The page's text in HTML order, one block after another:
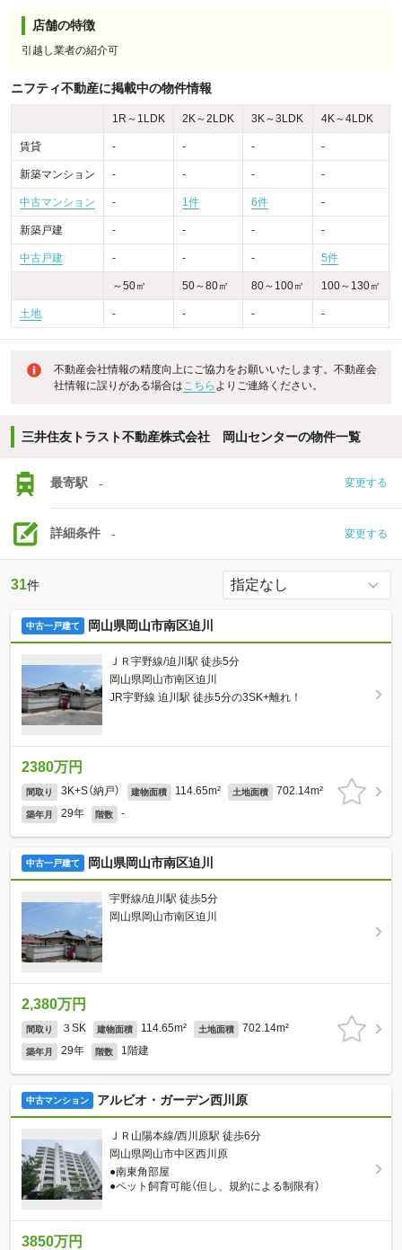
店舗の特徴
引越し業者の紹介可
ニフティ不動産に掲載中の物件情報
1R～1LDK 2K～2LDK 3K～3LDK 4K～4LDK
賃貸 - - - -
新築マンション - - - -
中古マンション - 1件 6件 -
新築戸建 - - - -
中古戸建 - - - 5件
～50㎡ 50～80㎡ 80～100㎡ 100～130㎡
土地 - - - -
不動産会社情報の精度向上にご協力をお願いいたします。不動産会
社情報に誤りがある場合はこちら よりご連絡ください。
三井住友トラスト不動産株式会社 岡山センターの物件一覧
最寄駅 - 変更する
詳細条件 - 変更する
31件
中古一戸建て 岡山県岡山市南区迫川
ＪＲ宇野線/迫川駅 徒歩5分
岡山県岡山市南区迫川
JR宇野線 迫川駅 徒歩5分の3SK+離れ！
2380万円
間取り 3K+S（納戸） 建物面積 114.65m² 土地面積 702.14m²
築年月 29年 階数 -
中古一戸建て 岡山県岡山市南区迫川
宇野線/迫川駅 徒歩5分
岡山県岡山市南区迫川
2,380万円
間取り ３SK 建物面積 114.65m² 土地面積 702.14m²
築年月 29年 階数 1階建
中古マンション アルビオ・ガーデン西川原
ＪＲ山陽本線/西川原駅 徒歩6分
岡山県岡山市中区西川原
●南東角部屋
●ペット飼育可能（但し、規約による制限有）
3850万円